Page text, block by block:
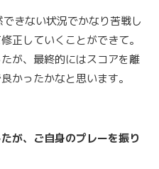
きない状況でかなり苦戦し
正していくことができて。
が、最終的にはスコアを離
かったかなと思います。
が、ご自身のプレーを振り